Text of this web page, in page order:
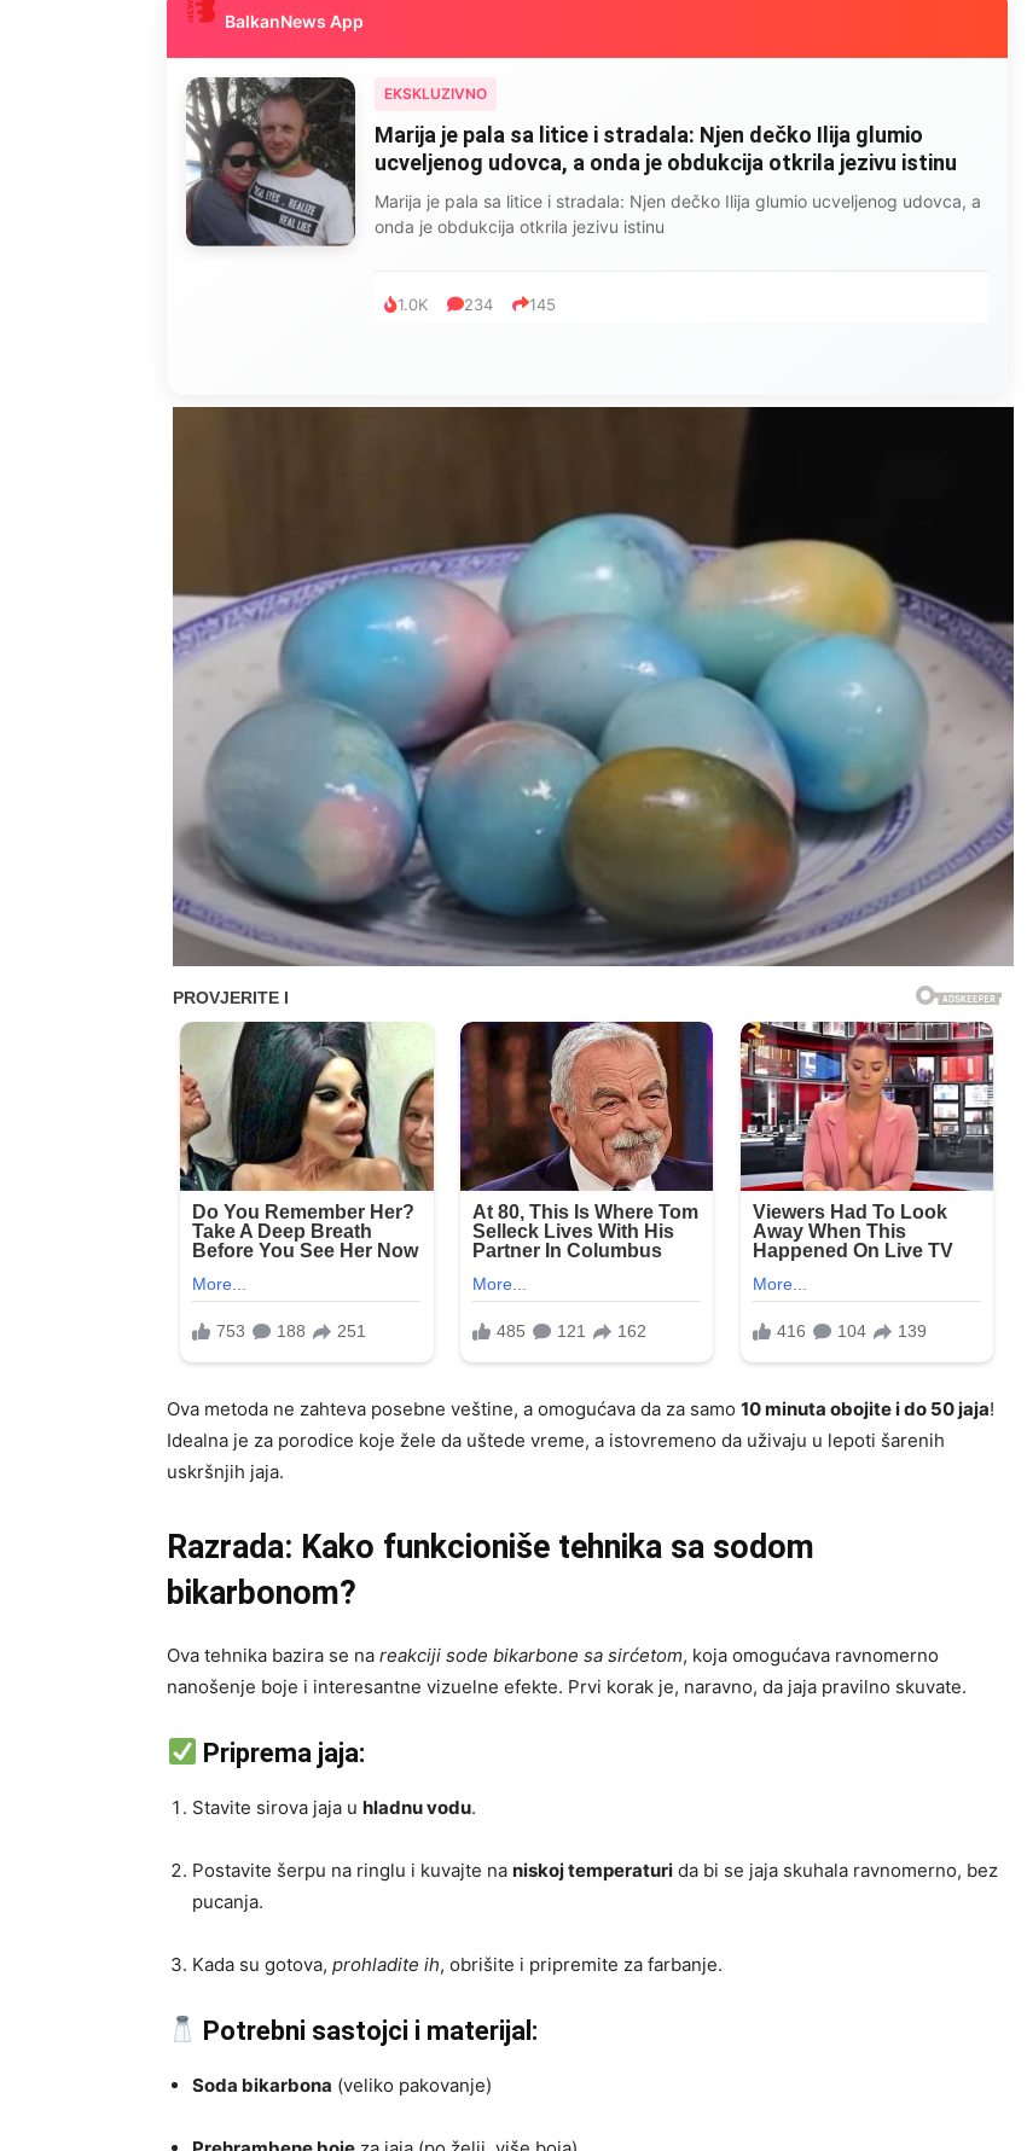
BalkanNews App
EKSKLUZIVNO
Marija je pala sa litice i stradala: Njen dečko Ilija glumio
ucveljenog udovca, a onda je obdukcija otkrila jezivu istinu
Marija je pala sa litice i stradala: Njen dečko Ilija glumio ucveljenog udovca, a
onda je obdukcija otkrila jezivu istinu
1.0K 234 145
Ova metoda ne zahteva posebne veštine, a omogućava da za samo 10 minuta obojite i do 50 jaja!
Idealna je za porodice koje žele da uštede vreme, a istovremeno da uživaju u lepoti šarenih
uskršnjih jaja.
Razrada: Kako funkcioniše tehnika sa sodom
bikarbonom?
Ova tehnika bazira se na reakciji sode bikarbone sa sirćetom, koja omogućava ravnomerno
nanošenje boje i interesantne vizuelne efekte. Prvi korak je, naravno, da jaja pravilno skuvate.
Priprema jaja:
Stavite sirova jaja u hladnu vodu.
Postavite šerpu na ringlu i kuvajte na niskoj temperaturi da bi se jaja skuhala ravnomerno, bez
pucanja.
Kada su gotova, prohladite ih, obrišite i pripremite za farbanje.
Potrebni sastojci i materijal:
Soda bikarbona (veliko pakovanje)